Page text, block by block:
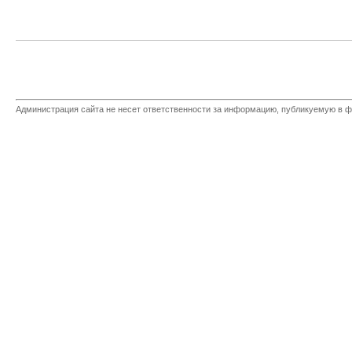
Администрация сайта не несет ответственности за информацию, публикуемую